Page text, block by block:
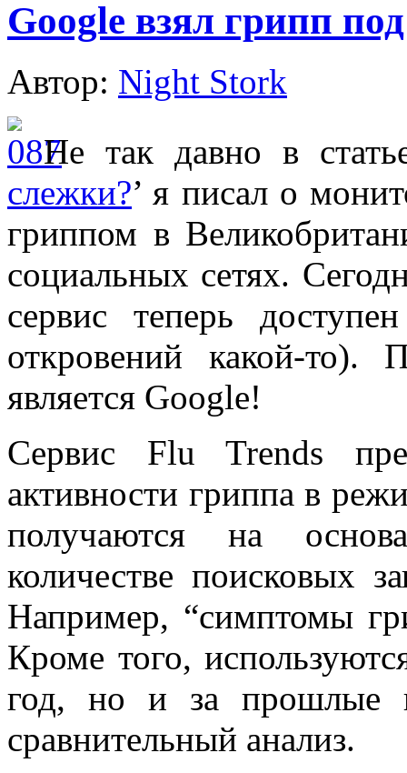
Google взял грипп
Автор: Night Stork
Не так давно в
слежки?’ я писал о
гриппом в
социальных сетях.
сервис теперь
откровений какой-то).
является Google!
Сервис Flu Trends
активности гриппа в
получаются на
количестве поисковых
Например, “симптомы
Кроме того,
год, но и за прошлые
сравнительный анализ.